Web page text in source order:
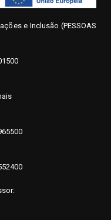
e Inclusão (PESSOAS